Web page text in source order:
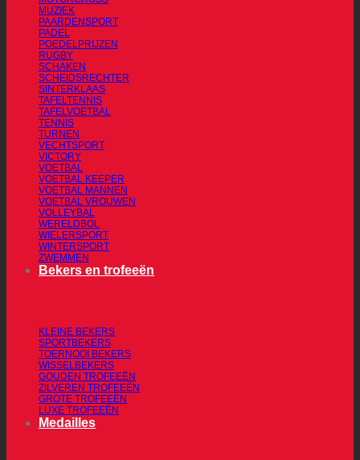
MUZIEK
PAARDENSPORT
PADEL
POEDELPRIJZEN
RUGBY
SCHAKEN
SCHEIDSRECHTER
SINTERKLAAS
TAFELTENNIS
TAFELVOETBAL
TENNIS
TURNEN
VECHTSPORT
VICTORY
VOETBAL
VOETBAL KEEPER
VOETBAL MANNEN
VOETBAL VROUWEN
VOLLEYBAL
WERELDBOL
WIELERSPORT
WINTERSPORT
ZWEMMEN
Bekers en trofeeën
KLEINE BEKERS
SPORTBEKERS
TOERNOOI BEKERS
WISSELBEKERS
GOUDEN TROFEEËN
ZILVEREN TROFEEËN
GROTE TROFEEËN
LUXE TROFEEËN
Medailles